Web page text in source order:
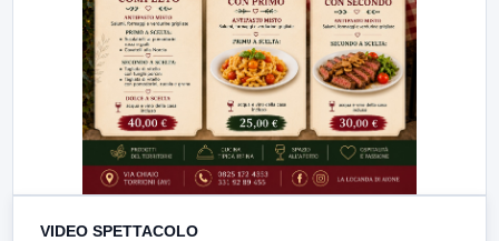
VIDEO SPETTACOLO